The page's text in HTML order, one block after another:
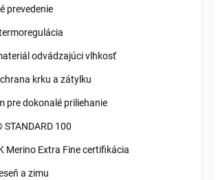
prevedenie
odvádzajúci vlhkosť
krku a zátylku
pre dokonalé priliehanie
STANDARD 100
Merino Extra Fine certifikácia
a zimu